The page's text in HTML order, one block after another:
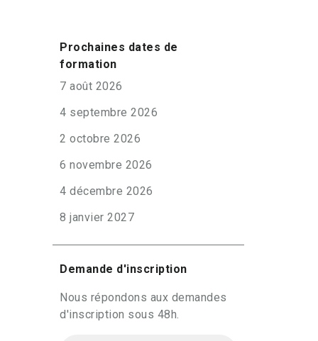
Prochaines dates de
formation
7 août 2026
4 septembre 2026
2 octobre 2026
6 novembre 2026
4 décembre 2026
8 janvier 2027
Demande d'inscription
Nous répondons aux demandes
d'inscription sous 48h.